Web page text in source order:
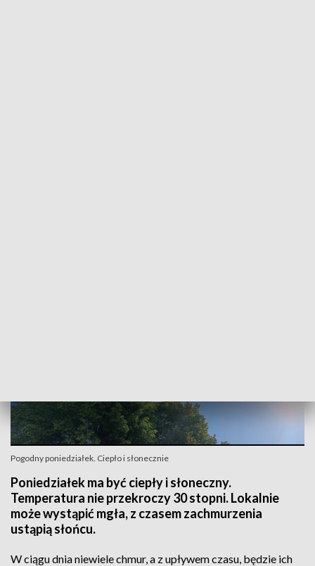
Pogodny poniedziałek. Ciepło i słonecznie
Poniedziałek ma być ciepły i słoneczny.
Temperatura nie przekroczy 30 stopni. Lokalnie
może wystąpić mgła, z czasem zachmurzenia
ustąpią słońcu.
W ciągu dnia niewiele chmur, a z upływem czasu, będzie ich